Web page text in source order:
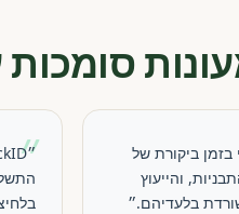
סומכות
ביקורת של
והייעוץ
בלעדיהם.״
״